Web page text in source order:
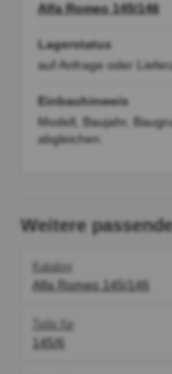
Alfa Romeo 145/146
Lagerstatus
auf Anfrage oder
Einbauhinweis
Modell, Baujahr,
abgleichen.
Weitere
Katalog
Alfa Romeo 145/146
Teile für
145/6